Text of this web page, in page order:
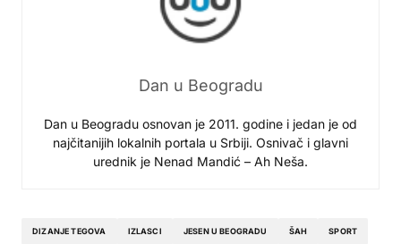
Dan u Beogradu
Dan u Beogradu osnovan je 2011. godine i jedan je od
najčitanijih lokalnih portala u Srbiji. Osnivač i glavni
urednik je Nenad Mandić – Ah Neša.
DIZANJE TEGOVA IZLASCI JESEN U BEOGRADU ŠAH SPORT